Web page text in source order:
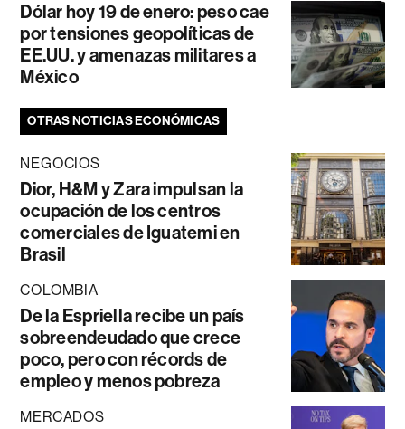
Dólar hoy 19 de enero: peso cae
por tensiones geopolíticas de
EE.UU. y amenazas militares a
México
OTRAS NOTICIAS ECONÓMICAS
NEGOCIOS
Dior, H&M y Zara impulsan la
ocupación de los centros
comerciales de Iguatemi en
Brasil
COLOMBIA
De la Espriella recibe un país
sobreendeudado que crece
poco, pero con récords de
empleo y menos pobreza
MERCADOS